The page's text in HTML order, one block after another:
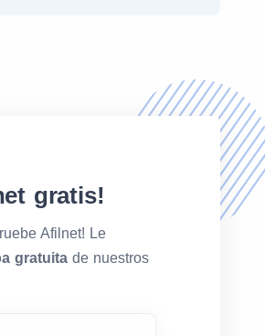
gratis!
Afilnet! Le
gratuita de nuestros